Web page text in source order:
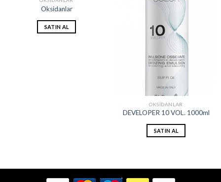
Oksidanlar
SATIN AL
OKSIDANLAR
DEVELOPER 10 VOL. 1000ml
SATIN AL